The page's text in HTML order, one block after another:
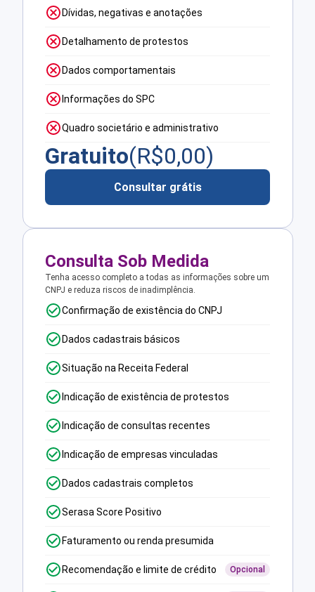
Dívidas, negativas e anotações
Detalhamento de protestos
Dados comportamentais
Informações do SPC
Quadro societário e administrativo
Gratuito(R$0,00)
Consultar grátis
Consulta Sob Medida
Tenha acesso completo a todas as informações sobre um
CNPJ e reduza riscos de inadimplência.
Confirmação de existência do CNPJ
Dados cadastrais básicos
Situação na Receita Federal
Indicação de existência de protestos
Indicação de consultas recentes
Indicação de empresas vinculadas
Dados cadastrais completos
Serasa Score Positivo
Faturamento ou renda presumida
Recomendação e limite de crédito Opcional